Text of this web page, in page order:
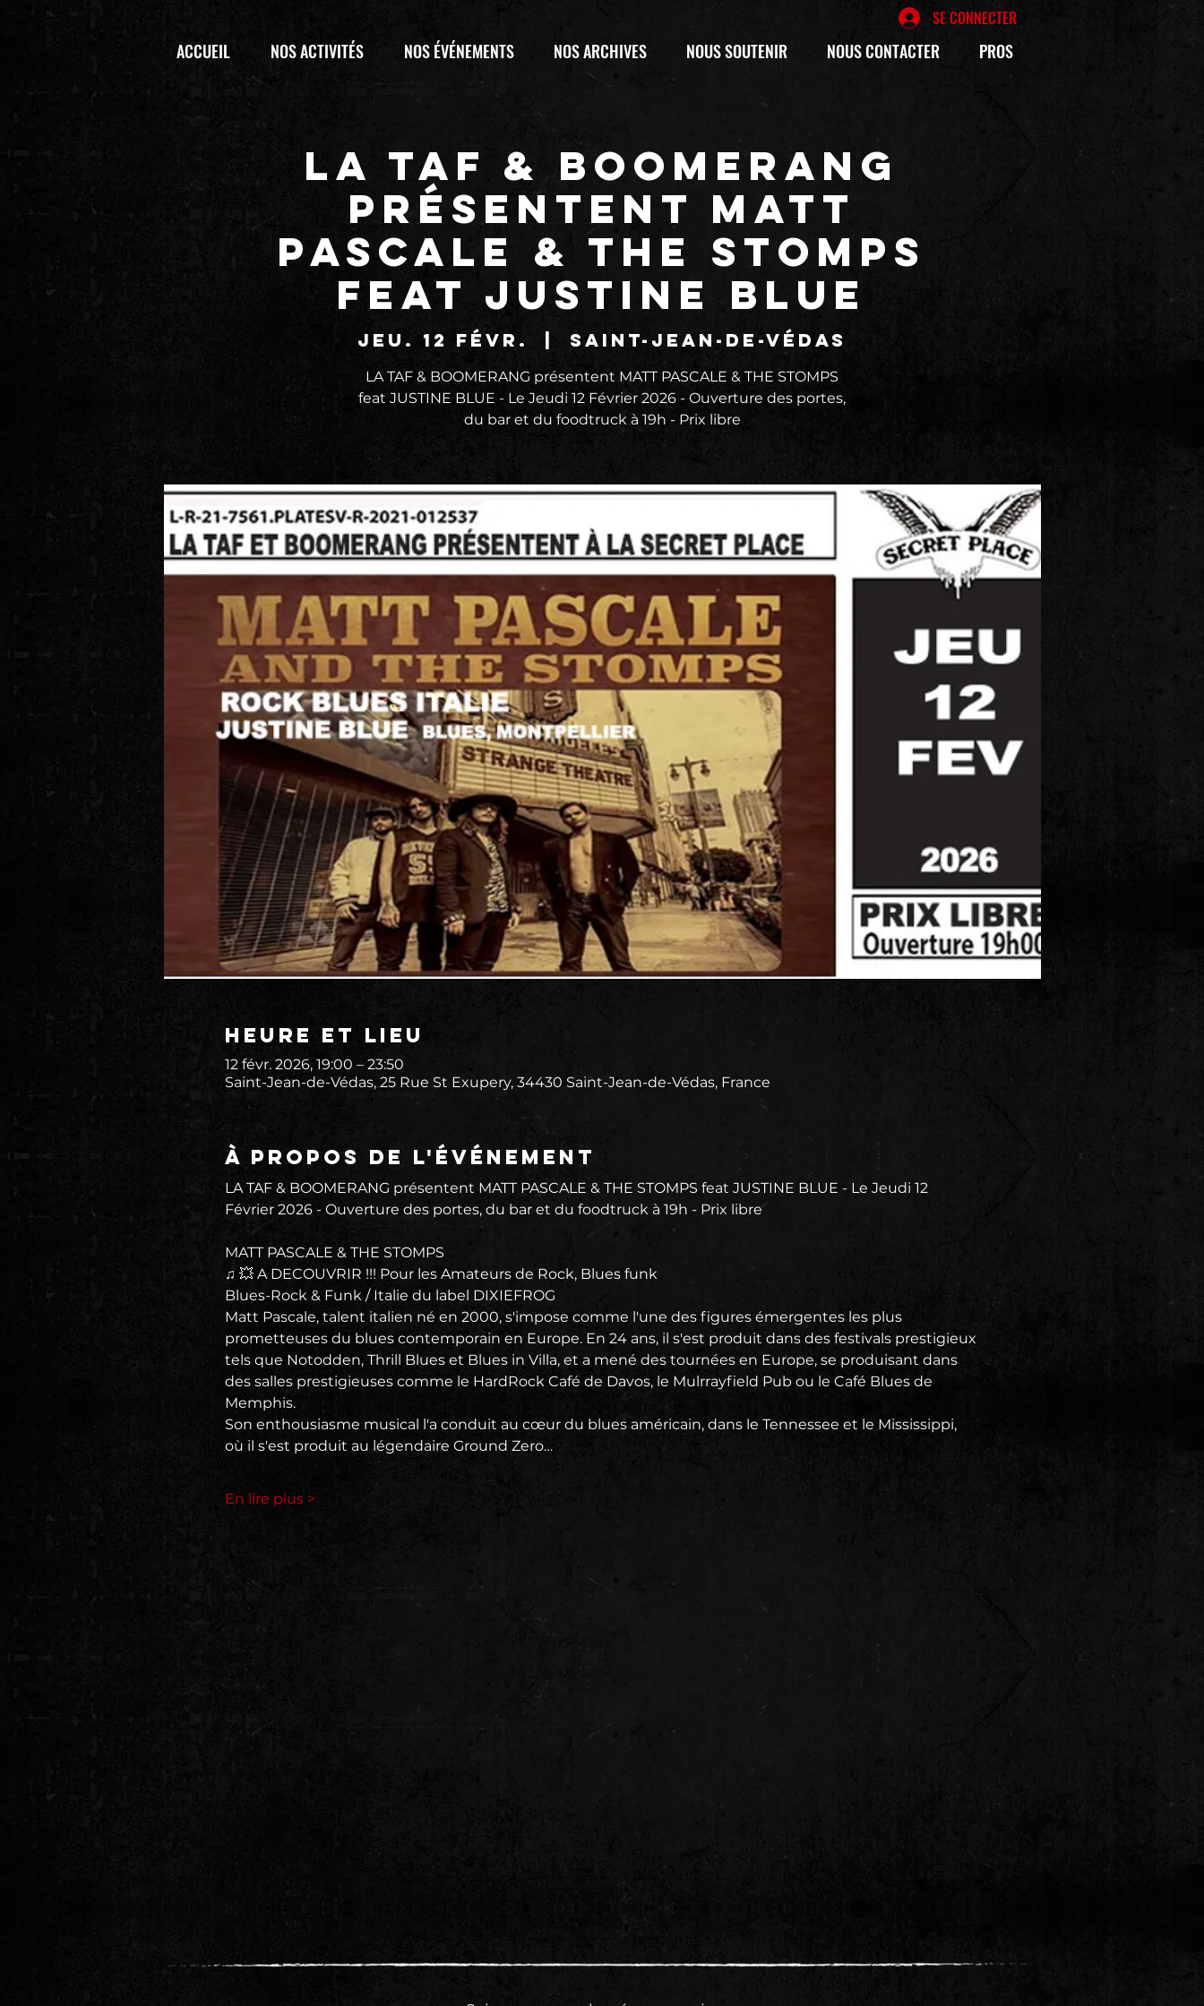
SE CONNECTER
ACCUEIL NOS ACTIVITÉS NOS ÉVÉNEMENTS NOS ARCHIVES NOUS SOUTENIR NOUS CONTACTER PROS
LA TAF & BOOMERANG
présentent MATT
PASCALE & THE STOMPS
feat JUSTINE BLUE
jeu. 12 févr. Saint-Jean-de-Védas
LA TAF & BOOMERANG présentent MATT PASCALE & THE STOMPS
feat JUSTINE BLUE - Le Jeudi 12 Février 2026 - Ouverture des portes,
du bar et du foodtruck à 19h - Prix libre
Heure et lieu
12 févr. 2026, 19:00 – 23:50
Saint-Jean-de-Védas, 25 Rue St Exupery, 34430 Saint-Jean-de-Védas, France
À propos de l'événement
LA TAF & BOOMERANG présentent MATT PASCALE & THE STOMPS feat JUSTINE BLUE - Le Jeudi 12
Février 2026 - Ouverture des portes, du bar et du foodtruck à 19h - Prix libre
MATT PASCALE & THE STOMPS
♫ 💥 A DECOUVRIR !!! Pour les Amateurs de Rock, Blues funk
Blues-Rock & Funk / Italie du label DIXIEFROG
Matt Pascale, talent italien né en 2000, s'impose comme l'une des figures émergentes les plus
prometteuses du blues contemporain en Europe. En 24 ans, il s'est produit dans des festivals prestigieux
tels que Notodden, Thrill Blues et Blues in Villa, et a mené des tournées en Europe, se produisant dans
des salles prestigieuses comme le HardRock Café de Davos, le Mulrrayfield Pub ou le Café Blues de
Memphis.
Son enthousiasme musical l'a conduit au cœur du blues américain, dans le Tennessee et le Mississippi,
où il s'est produit au légendaire Ground Zero…
En lire plus >